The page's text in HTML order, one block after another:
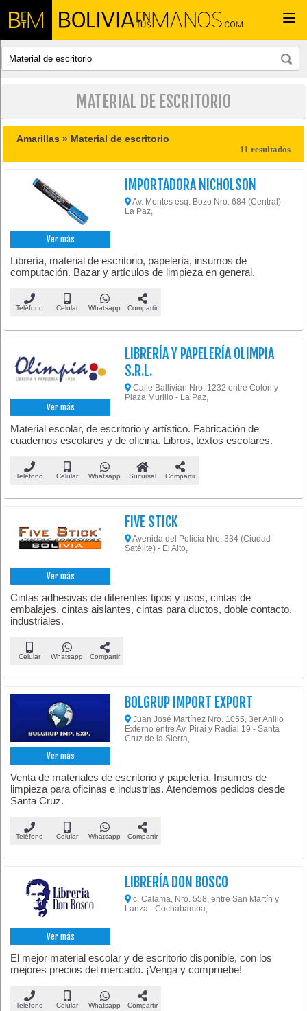
MATERIAL DE ESCRITORIO
Amarillas » Material de escritorio
11 resultados
Ver más
IMPORTADORA NICHOLSON
Av. Montes esq. Bozo Nro. 684 (Central) -
La Paz,
Librería, material de escritorio, papelería, insumos de
computación. Bazar y artículos de limpieza en general.
Teléfono Celular Whatsapp Compartir
Ver más
LIBRERÍA Y PAPELERÍA OLIMPIA
S.R.L.
Calle Ballivián Nro. 1232 entre Colón y
Plaza Murillo - La Paz,
Material escolar, de escritorio y artístico. Fabricación de
cuadernos escolares y de oficina. Libros, textos escolares.
Teléfono Celular Whatsapp Sucursal Compartir
Ver más
FIVE STICK
Avenida del Policía Nro. 334 (Ciudad
Satélite) - El Alto,
Cintas adhesivas de diferentes tipos y usos, cintas de
embalajes, cintas aislantes, cintas para ductos, doble contacto,
industriales.
Celular Whatsapp Compartir
Ver más
BOLGRUP IMPORT EXPORT
Juan José Martínez Nro. 1055, 3er Anillo
Externo entre Av. Pirai y Radial 19 - Santa
Cruz de la Sierra,
Venta de materiales de escritorio y papelería. Insumos de
limpieza para oficinas e industrias. Atendemos pedidos desde
Santa Cruz.
Teléfono Celular Whatsapp Compartir
Ver más
LIBRERÍA DON BOSCO
c. Calama, Nro. 558, entre San Martín y
Lanza - Cochabamba,
El mejor material escolar y de escritorio disponible, con los
mejores precios del mercado. ¡Venga y compruebe!
Teléfono Celular Whatsapp Compartir